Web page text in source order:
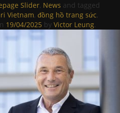
Slider, News and tagged
Vietnam, đồng hồ trang sức,
19/04/2025 by Victor Leung.